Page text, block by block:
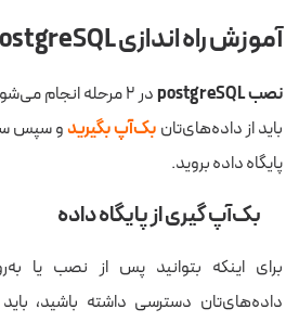
آموزش راه اندازی PostgreSQL
نصبpostgreSQL
در ۲ مرحله انجام
باید از داده‌های‌تان بک‌آپ بگیریدو سپس
پایگاه داده بروید.
بک‌آپ گیری از پایگاه داده
داده‌های‌تان دسترسی داشته باشید،